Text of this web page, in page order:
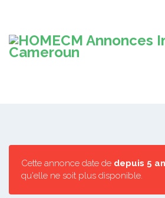
Cette annonce date de depuis 5
qu'elle ne soit plus disponible.